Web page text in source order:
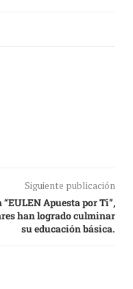
Siguiente publicación
Apuesta por Ti”,
han logrado culminar
su educación básica.